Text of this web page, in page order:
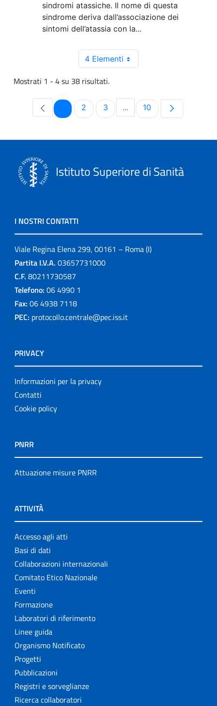
sindromi atassiche. Il nome di questa
sindrome deriva dall’associazione dei
sintomi dell’atassia con la...
4 Elementi
Mostrati 1 - 4 su 38 risultati.
PaginaPagina
2 Pagina
3 ...Pagine intermedie Use
Pagina
10
Istituto Superiore di Sanità
I NOSTRI CONTATTI
Viale Regina Elena 299, 00161 – Roma (I)
Partita I.V.A. 03657731000
C.F. 80211730587
Telefono: 06 4990 1
Fax: 06 4938 7118
PEC: protocollo.centrale@pec.iss.it
PRIVACY
Informazioni per la privacy
Contatti
Cookie policy
PNRR
Attuazione misure PNRR
ATTIVITÀ
Accesso agli atti
Basi di dati
Collaborazioni internazionali
Comitato Etico Nazionale
Eventi
Formazione
Laboratori di riferimento
Linee guida
Organismo Notificato
Progetti
Pubblicazioni
Registri e sorveglianze
Ricerca collaboratori